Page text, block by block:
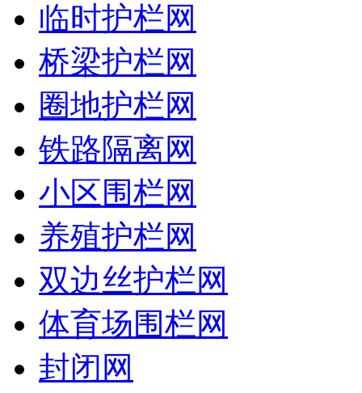
临时护栏网
桥梁护栏网
圈地护栏网
铁路隔离网
小区围栏网
养殖护栏网
双边丝护栏网
体育场围栏网
封闭网